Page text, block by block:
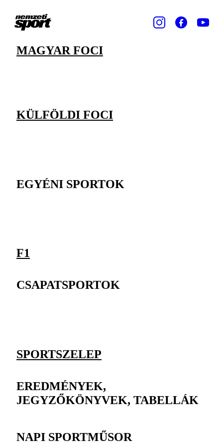
MAGYAR FOCI
KÜLFÖLDI FOCI
EGYÉNI SPORTOK
F1
CSAPATSPORTOK
SPORTSZELEP
EREDMÉNYEK,
JEGYZŐKÖNYVEK, TABELLÁK
NAPI SPORTMŰSOR